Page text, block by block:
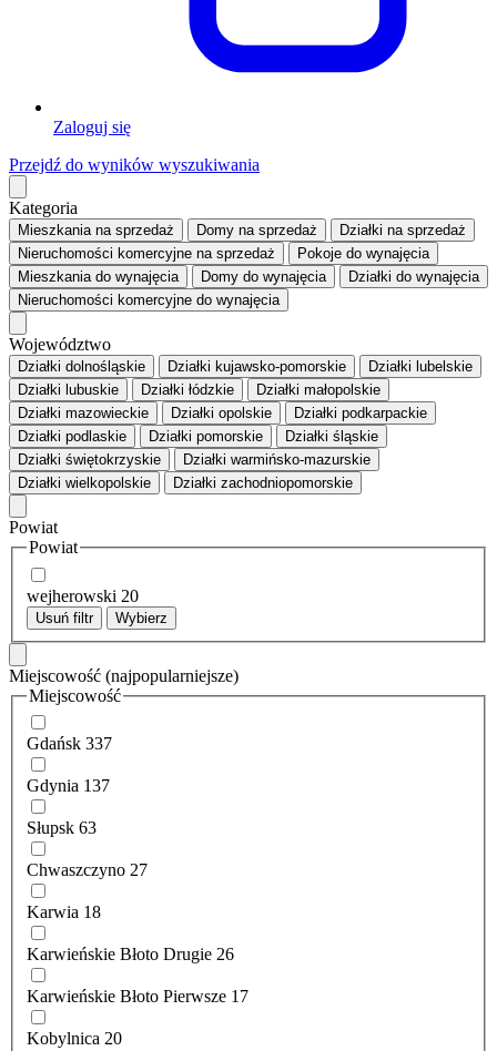
Zaloguj się
Przejdź do wyników wyszukiwania
Kategoria
Mieszkaniana sprzedaż Domy na sprzedaż Działki na sprzedaż
Nieruchomości komercyjne na sprzedaż Pokoje do wynajęcia
Mieszkaniado wynajęcia Domy do wynajęcia Działki do wynajęcia
Nieruchomości komercyjne do wynajęcia
Województwo
Działki dolnośląskie Działki kujawsko-pomorskie
Działki lubelskie
Działki lubuskie
Działki łódzkie
Działki małopolskie
Działki mazowieckie
Działki opolskie
Działki podkarpackie
Działki podlaskie
Działki pomorskie
Działki śląskie
Działki świętokrzyskie
Działki warmińsko-mazurskie
Działki wielkopolskie
Działki zachodniopomorskie
Powiat
Powiat
wejherowski 20
Usuń filtr Wybierz
Miejscowość (najpopularniejsze)
Miejscowość
Gdańsk 337
Gdynia 137
Słupsk 63
Chwaszczyno 27
Karwia 18
Karwieńskie Błoto Drugie 26
Karwieńskie Błoto Pierwsze 17
Kobylnica 20